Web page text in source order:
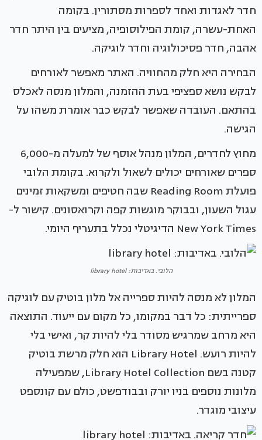
חדר לאגדות ואחד לספרות מסתורין. בקומה
האחת-עשרה, קומת הפילוסופיה, מציעים בין היתר חדר
אהבה, חדר פסיכולוגיה וחדר לוגיקה.
הבחירה היא חלק מהחוויה. האתר מאפשר לאורחים
לבקש נושא ספציפי בעת ההזמנה, והמלון מנסה לאכלס
בהתאם. העובדה שאפשר לבקש כבר אומרת משהו על
הגישה.
מחוץ לחדרים, המלון מנהל אוסף של למעלה מ-6,000
ספרים שאורחים יכולים לשאול ולקרוא. בקומת הלובי
פועלת Reading Room שבה חטיפים ומשקאות זמינים
עגול השעון, ובבוקר מוגשות קפה וקרואסונים. קישור ל-
New York Times הדיגיטלי נכלל בתעריף היומי.
הלובי. באדיבות: library hotel
המלון לא מנסה להיות ספרייה אל מלון בוטיק עם לוגיקה
ספרייתית: כל דבר במקומו, כל מקום עם ייעוד. התוצאה
היא מרחב שמרגיש מסודר בלי להיות קר, ואישי בלי
להיות רועש. Library Hotel הוא חלק מרשת בוטיק
קטנה בשם Library Hotel Collection, שמפעילה
מלונות נוספים בניו יורק ובבודפשט, כולם עם קונספט
עיצובי מוגדר.